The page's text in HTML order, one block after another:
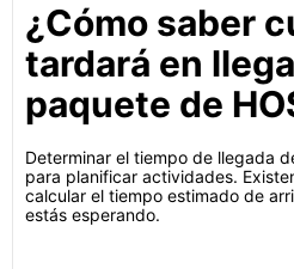
¿Cómo saber
tardará en
paquete de
Determinar el tiempo de llegada
para planificar actividades.
calcular el tiempo estimado de
estás esperando.